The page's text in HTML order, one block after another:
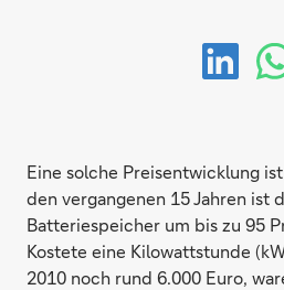
Eine solche Preisentwicklung
den vergangenen 15 Jahren ist
Batteriespeicher um bis zu 95
Kostete eine Kilowattstunde
2010 noch rund 6.000 Euro,